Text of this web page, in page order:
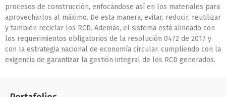
procesos de construcción, enfocándose así en los materiales para
aprovecharlos al máximo. De esta manera, evitar, reducir, reutilizar
y también reciclar los RCD. Además, el sistema está alineado con
los requerimientos obligatorios de la resolución 0472 de 2017 y
con la estrategia nacional de economía circular, cumpliendo con la
exigencia de garantizar la gestión integral de los RCD generados.